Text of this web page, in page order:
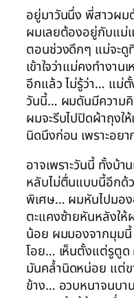
อยู่มาวันนึ่ง พี่สาวผม
ผมเลยต้องอยู่กับแม่
ตอนช่วงดึกๆ แม่จะ
เข้าใจว่าแม่คงทำงา
อีกแล้ว ไม่รู้ว่า… แม่
วันนี้… ผมดันมีความคิ
ผมจะรีบไปปิดผ้าถุงใ
นิดนึงก่อน เพราะอยา
อาจเพราะวันนี้ ทั้งบ้
หลับไม่ตื่นแบบนี้อีกด้
พิเศษ… ผมหันไปมอง
ตะแคงซ้ายหันหลังให้
น้อย ผมมองจากมุม
โอย… เห็นตั้งแต่รูตูด
มันคล้ำนิดหน่อย แต่
ข้าง… อวบหนาจนบา